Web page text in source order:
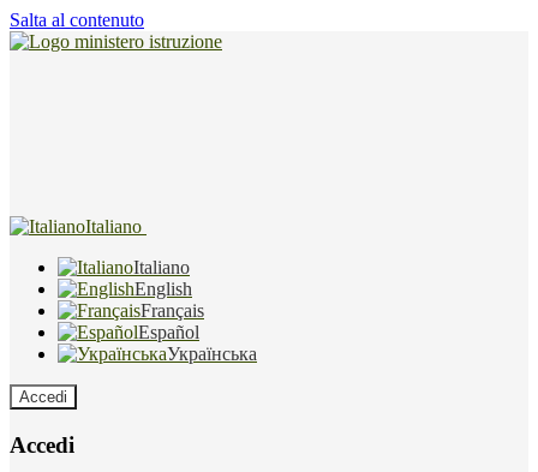
Salta al contenuto
Italiano
Italiano
English
Français
Español
Українська
Accedi
Accedi